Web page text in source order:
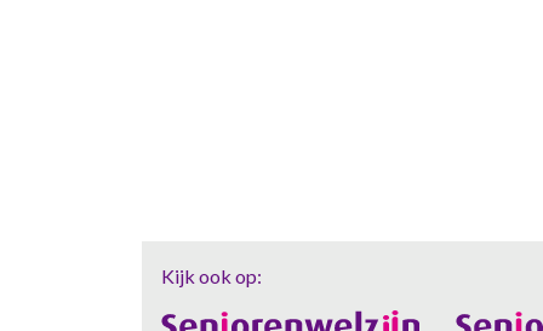
Kijk ook op: